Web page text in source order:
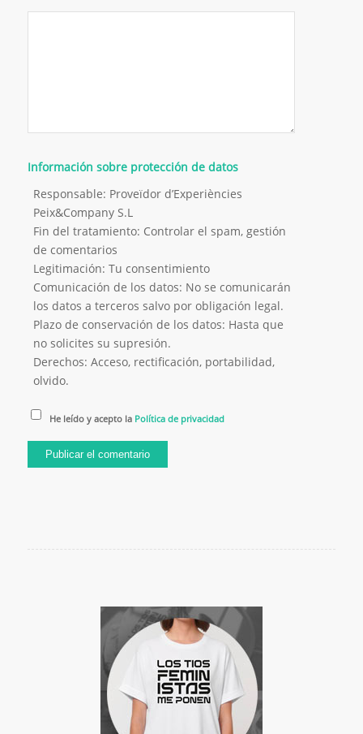
Información sobre protección de datos
Responsable: Proveïdor d’Experiències
Peix&Company S.L
Fin del tratamiento: Controlar el spam, gestión
de comentarios
Legitimación: Tu consentimiento
Comunicación de los datos: No se comunicarán
los datos a terceros salvo por obligación legal.
Plazo de conservación de los datos: Hasta que
no solicites su supresión.
Derechos: Acceso, rectificación, portabilidad,
olvido.
He leído y acepto la Política de privacidad